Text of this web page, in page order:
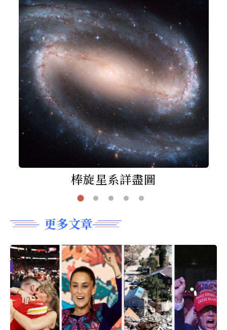
棒旋星系詳盡圖
更多文章